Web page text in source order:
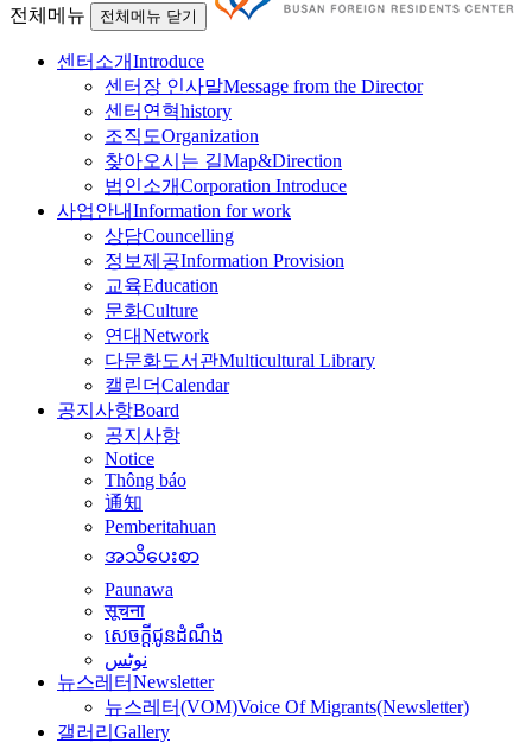
전체메뉴 전체메뉴 닫기
센터소개Introduce
센터장 인사말Message from the Director
센터연혁history
조직도Organization
찾아오시는 길Map&Direction
법인소개Corporation Introduce
사업안내Information for work
상담Councelling
정보제공Information Provision
교육Education
문화Culture
연대Network
다문화도서관Multicultural Library
캘린더Calendar
공지사항Board
공지사항
Notice
Thông báo
通知
Pemberitahuan
အသိပေးစာ
Paunawa
सूचना
សេចក្តីជូនដំណឹង
نوٹس
뉴스레터Newsletter
뉴스레터(VOM)Voice Of Migrants(Newsletter)
갤러리 Gallery